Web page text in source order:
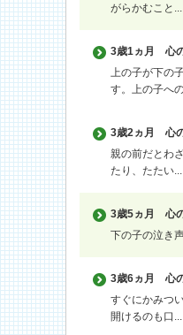
がらかむこと...
3歳1ヵ月
心
上の子が下の
す。上の子への
3歳2ヵ月
心
親の前だとわ
たり、たたい...
3歳5ヵ月
心
下の子の泣き
3歳6ヵ月
心
すぐにかみつ
開けるのも口...